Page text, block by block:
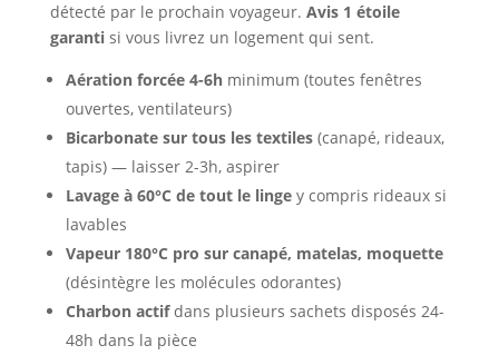
détecté par le prochain voyageur. Avis 1 étoile
garantisi vous livrez un logement qui sent.
Aération forcée 4-6hminimum (toutes fenêtres
ouvertes, ventilateurs)
Bicarbonate sur tous les textiles(canapé, rideaux,
tapis) — laisser 2-3h, aspirer
Lavage à 60°C de tout le lingey compris rideaux si
lavables
Vapeur 180°C pro sur canapé, matelas, moquette
(désintègre les molécules odorantes)
Charbon actifdans plusieurs sachets disposés 24-
48h dans la pièce